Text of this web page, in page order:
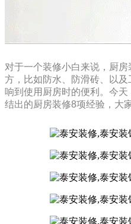
对于一个装修小白来说，厨
方，比如防水、防滑砖、以
响到使用厨房时的便利。今
结出的厨房装修8项经验，大